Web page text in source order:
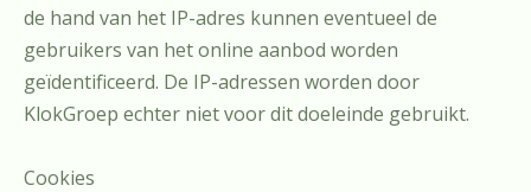
de hand van het IP-adres kunnen eventueel de
gebruikers van het online aanbod worden
geïdentificeerd. De IP-adressen worden door
KlokGroep echter niet voor dit doeleinde gebruikt.
Cookies